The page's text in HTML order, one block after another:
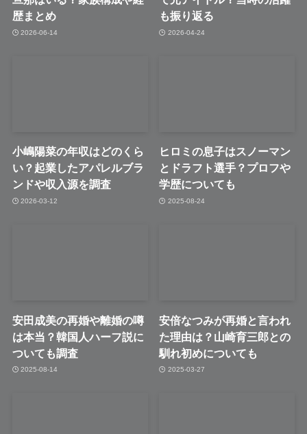
歴まとめ
2026-06-14
も振り返る
2026-04-24
小嶋陽菜の年収はどのくら
い？起業したアパレルブラ
ンドや収入源を調査
2026-03-12
ヒロミの息子はスノーマン
とドラフト選手？プロフや
学歴についても
2025-08-24
安田成美の再婚や離婚の噂
は本当？韓国人ハーフ説に
ついても調査
2025-08-14
安倍なつみが再婚と言われ
た理由は？山崎育三郎との
馴れ初めについても
2025-03-27